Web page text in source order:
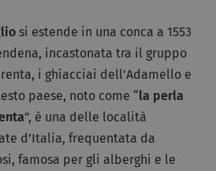
si estende in una conca a 1553
incastonata tra il gruppo
i ghiacciai dell’Adamello e
paese, noto come “la perla
”, è una delle località
d’Italia, frequentata da
famosa per gli alberghi e le